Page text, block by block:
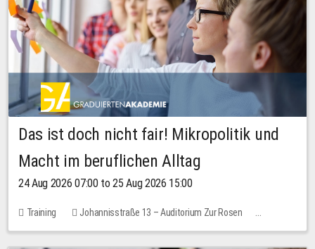
Das ist doch nicht fair! Mikropolitik und
Macht im beruflichen Alltag
24 Aug 2026 07:00 to 25 Aug 2026 15:00
Training
Johannisstraße 13 – Auditorium Zur Rosen
1 place
30.00 EUR